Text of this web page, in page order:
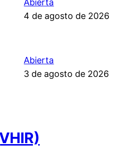
Abierta
4 de agosto de 2026
Abierta
3 de agosto de 2026